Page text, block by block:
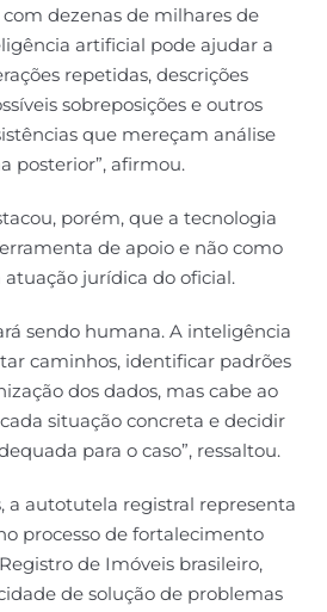
com dezenas de milhares de
artificial pode ajudar a
repetidas, descrições
sobreposições e outros
que mereçam análise
posterior”, afirmou.
porém, que a tecnologia
de apoio e não como
jurídica do oficial.
sendo humana. A inteligência
caminhos, identificar padrões
dos dados, mas cabe ao
situação concreta e decidir
para o caso”, ressaltou.
a autotutela registral representa
processo de fortalecimento
de Imóveis brasileiro,
de solução de problemas